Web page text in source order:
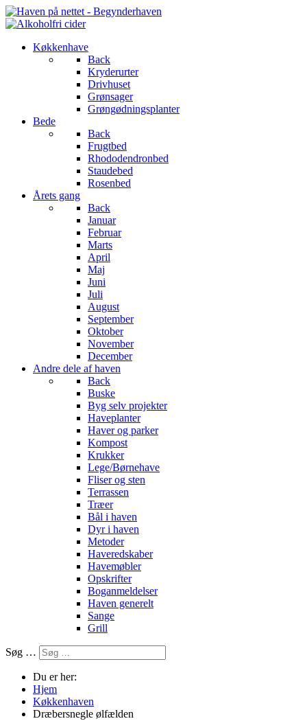
Køkkenhave
Back
Kryderurter
Drivhuset
Grønsager
Grøngødningsplanter
Bede
Back
Frugtbed
Rhododendronbed
Staudebed
Rosenbed
Årets gang
Back
Januar
Februar
Marts
April
Maj
Juni
Juli
August
September
Oktober
November
December
Andre dele af haven
Back
Buske
Byg selv projekter
Haveplanter
Haver og parker
Kompost
Krukker
Lege/Børnehave
Fliser og sten
Terrassen
Træer
Bål i haven
Dyr i haven
Metoder
Haveredskaber
Havemøbler
Opskrifter
Boganmeldelser
Haven generelt
Sange
Grill
Søg …
Du er her:
Hjem
Køkkenhaven
Dræbersnegle ølfælden